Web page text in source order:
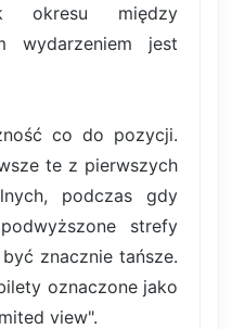
okresu między
wydarzeniem jest
co do pozycji.
te z pierwszych
podczas gdy
strefy
znacznie tańsze.
oznaczone jako
view".